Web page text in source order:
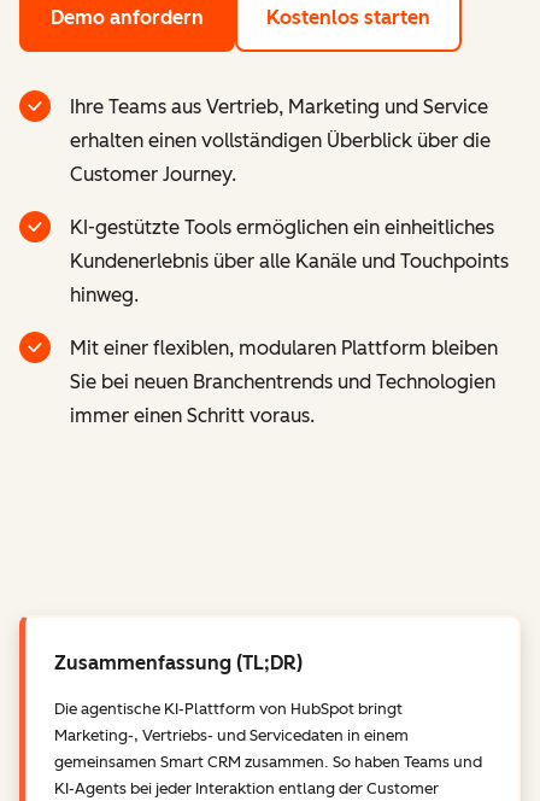
Demo anfordern Kostenlos starten
Ihre Teams aus Vertrieb, Marketing und Service
erhalten einen vollständigen Überblick über die
Customer Journey.
KI-gestützte Tools ermöglichen ein einheitliches
Kundenerlebnis über alle Kanäle und Touchpoints
hinweg.
Mit einer flexiblen, modularen Plattform bleiben
Sie bei neuen Branchentrends und Technologien
immer einen Schritt voraus.
Zusammenfassung (TL;DR)
Die agentische KI-Plattform von HubSpot bringt
Marketing-, Vertriebs- und Servicedaten in einem
gemeinsamen Smart CRM zusammen. So haben Teams und
KI-Agents bei jeder Interaktion entlang der Customer